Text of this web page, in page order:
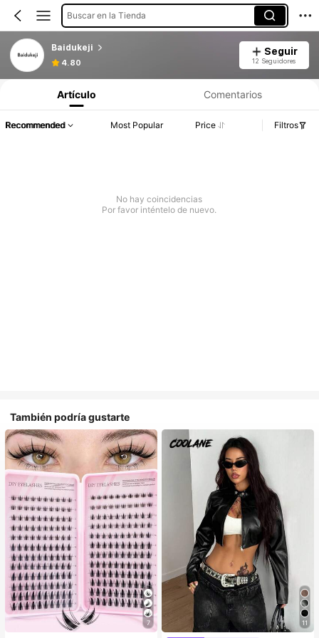
Buscar en la Tienda
Baidukeji
4.80
Seguir
12 Seguidores
Artículo Comentarios
Recommended Most Popular Price Filtros
No hay coincidencias
Por favor inténtelo de nuevo.
También podría gustarte
7
#1 Más vendidos
11